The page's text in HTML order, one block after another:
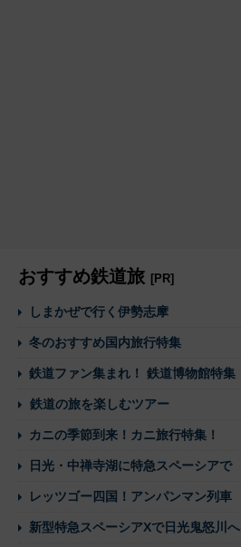
おすすめ鉄道旅 [PR]
しまかぜで行く伊勢志摩
冬のおすすめ国内旅行特集
鉄道ファン集まれ！ 鉄道博物館特集
鉄道の旅を楽しむツアー
カニの季節到来！カニ旅行特集！
日光・中禅寺湖に特急スペーシアで
レッツゴー四国！アンパンマン列車
新型特急スペーシアXで日光鬼怒川へ